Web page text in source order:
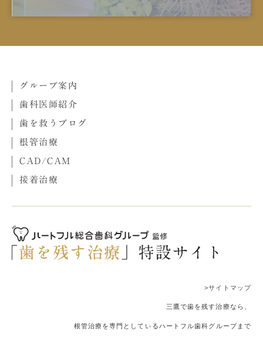
グループ案内
歯科医師紹介
歯を救うブログ
根管治療
CAD/CAM
接着治療
>サイトマップ
三鷹で歯を残す治療なら、
根管治療を専門としているハートフル歯科グループまで